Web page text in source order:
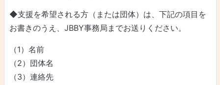
◆支援を希望される方（または団体）は、下記の項目を
お書きのうえ、JBBY事務局までお送りください。
（1）名前
（2）団体名
（3）連絡先